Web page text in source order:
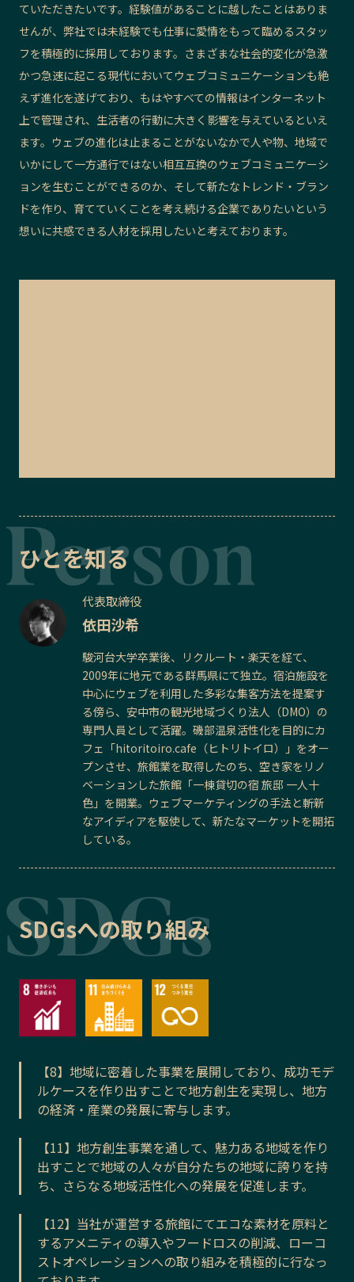
ていただきたいです。経験値があることに越したことはありま
せんが、弊社では未経験でも仕事に愛情をもって臨めるスタッ
フを積極的に採用しております。さまざまな社会的変化が急激
かつ急速に起こる現代においてウェブコミュニケーションも絶
えず進化を遂げており、もはやすべての情報はインターネット
上で管理され、生活者の行動に大きく影響を与えているといえ
ます。ウェブの進化は止まることがないなかで人や物、地域で
いかにして一方通行ではない相互互換のウェブコミュニケーシ
ョンを生むことができるのか、そして新たなトレンド・ブラン
ドを作り、育てていくことを考え続ける企業でありたいという
想いに共感できる人材を採用したいと考えております。
ひとを知る
代表取締役
依田沙希
駿河台大学卒業後、リクルート・楽天を経て、
2009年に地元である群馬県にて独立。宿泊施設を
中心にウェブを利用した多彩な集客方法を提案す
る傍ら、安中市の観光地域づくり法人（DMO）の
専門人員として活躍。磯部温泉活性化を目的にカ
フェ「hitoritoiro.cafe（ヒトリトイロ）」をオー
プンさせ、旅館業を取得したのち、空き家をリノ
ベーションした旅館「一棟貸切の宿 旅邸 一人十
色」を開業。ウェブマーケティングの手法と斬新
なアイディアを駆使して、新たなマーケットを開拓
している。
SDGsへの取り組み
【8】地域に密着した事業を展開しており、成功モデ
ルケースを作り出すことで地方創生を実現し、地方
の経済・産業の発展に寄与します。
【11】地方創生事業を通して、魅力ある地域を作り
出すことで地域の人々が自分たちの地域に誇りを持
ち、さらなる地域活性化への発展を促進します。
【12】当社が運営する旅館にてエコな素材を原料と
するアメニティの導入やフードロスの削減、ローコ
ストオペレーションへの取り組みを積極的に行なっ